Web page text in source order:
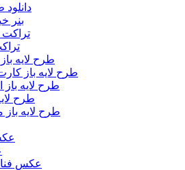
بنر
تراکت
طرح لایه
طرح لایه باز
طرح لایه باز
طرح
طرح لایه باز
عکس